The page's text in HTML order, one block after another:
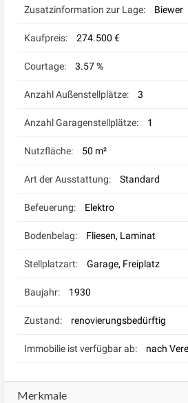
Zusatzinformation zur Lage: Biewer
Kaufpreis: 274.500 €
Courtage: 3.57 %
Anzahl Außenstellplätze: 3
Anzahl Garagenstellplätze: 1
Nutzfläche: 50 m²
Art der Ausstattung: Standard
Befeuerung: Elektro
Bodenbelag: Fliesen, Laminat
Stellplatzart: Garage, Freiplatz
Baujahr: 1930
Zustand: renovierungsbedürftig
Immobilie ist verfügbar ab: nach
Merkmale